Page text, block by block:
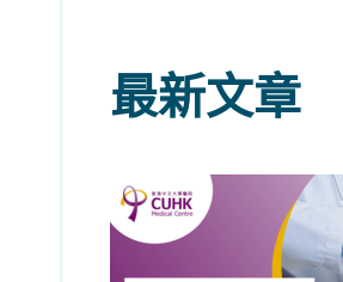
最新文章